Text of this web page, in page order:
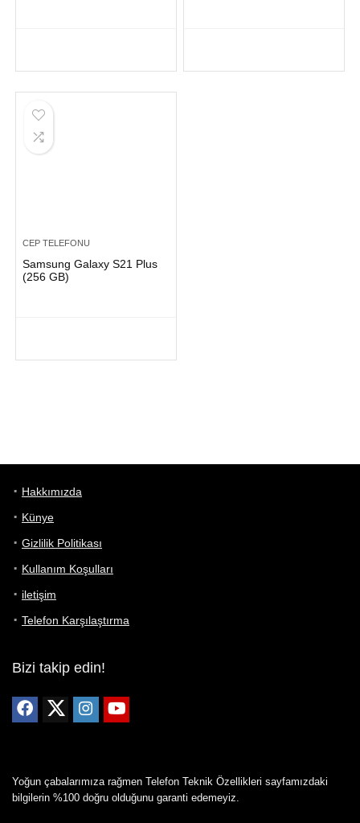
CEP TELEFONU
Samsung Galaxy S21 Plus
(256 GB)
Hakkımızda
Künye
Gizlilik Politikası
Kullanım Koşulları
iletişim
Telefon Karşılaştırma
Bizi takip edin!
Yoğun çabalarımıza rağmen Telefon Teknik Özellikleri sayfamızdaki
bilgilerin %100 doğru olduğunu garanti edemeyiz.